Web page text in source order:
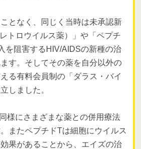
となく、同じく当時は未承認新
トロウイルス薬）」や「ペプチ
を阻害するHIV/AIDSの新種の治
す。そしてその薬を自分以外の
る有料会員制の「ダラス・バイ
しました。
様にさまざまな薬との併用療法
またペプチドTは細胞にウイルス
果があることから、エイズの治